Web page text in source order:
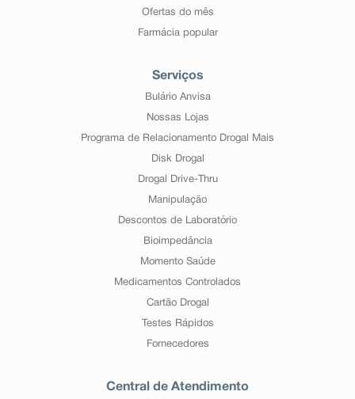
Ofertas do mês
Farmácia popular
Serviços
Bulário Anvisa
Nossas Lojas
Programa de Relacionamento Drogal Mais
Disk Drogal
Drogal Drive-Thru
Manipulação
Descontos de Laboratório
Bioimpedância
Momento Saúde
Medicamentos Controlados
Cartão Drogal
Testes Rápidos
Fornecedores
Central de Atendimento